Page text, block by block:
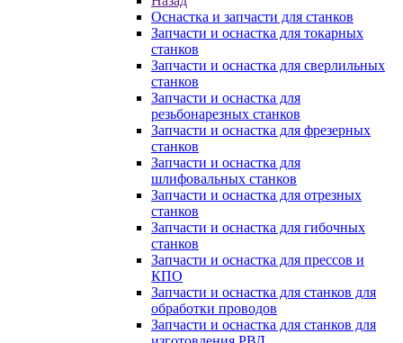
Оснастка и запчасти для станков
Запчасти и оснастка для токарных
станков
Запчасти и оснастка для сверлильных
станков
Запчасти и оснастка для
резьбонарезных станков
Запчасти и оснастка для фрезерных
станков
Запчасти и оснастка для
шлифовальных станков
Запчасти и оснастка для отрезных
станков
Запчасти и оснастка для гибочных
станков
Запчасти и оснастка для прессов и
КПО
Запчасти и оснастка для станков для
обработки проводов
Запчасти и оснастка для станков для